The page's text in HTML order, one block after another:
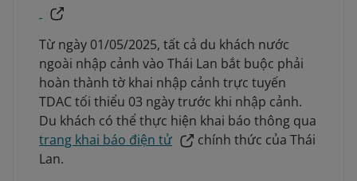
Từ ngày 01/05/2025, tất cả du khách nước
ngoài nhập cảnh vào Thái Lan bắt buộc phải
hoàn thành tờ khai nhập cảnh trực tuyến
TDAC tối thiểu 03 ngày trước khi nhập cảnh.
Du khách có thể thực hiện khai báo thông qua
trang khai báo điện tử
chính thức của Thái
Lan.